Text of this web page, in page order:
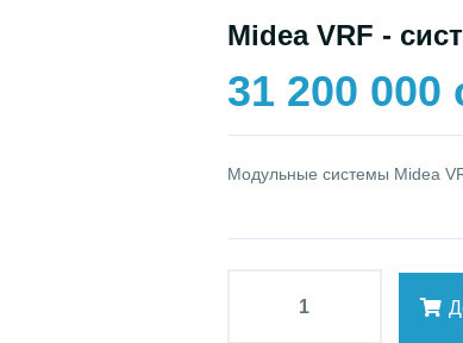
Midea VRF -
31 200 000
Модульные системы Midea